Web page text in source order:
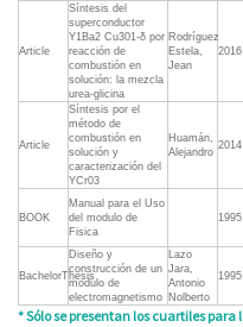
Article
Síntesis del
superconductor
Y1Ba2 Cu301-δ por
reacción de
combustión en
solución: la mezcla
urea-glicina
Rodríguez
Estela,
Jean
2016
Article
Síntesis por el
método de
combustión en
solución y
caracterización del
YCr03
Huamán,
Alejandro
2014
BOOK
Manual para el Uso
del modulo de
Fisica
1995
BachelorThesis
Diseño y
construcción de un
modulo de
electromagnetismo
Lazo
Jara,
Antonio
Nolberto
1995
* Sólo se presentan los cuartiles